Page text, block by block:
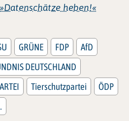
»Datenschätze heben!«
GRÜNE FDP
AfD
DEUTSCHLAND
Tierschutzpartei
ÖDP